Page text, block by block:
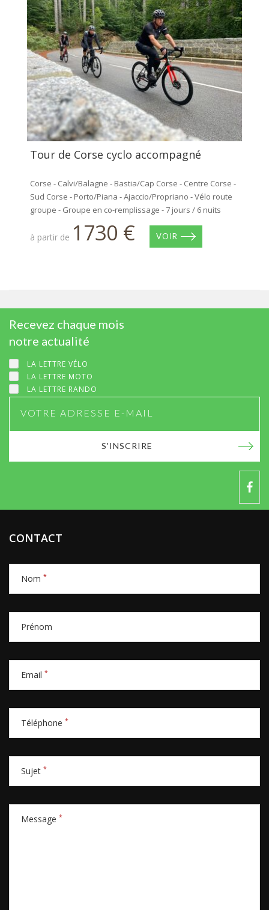
Tour de Corse cyclo accompagné
Corse - Calvi/Balagne - Bastia/Cap Corse - Centre Corse -
Sud Corse - Porto/Piana - Ajaccio/Propriano - Vélo route
groupe - Groupe en co-remplissage - 7 jours / 6 nuits
à partir de 1730 € VOIR
Recevez chaque mois
notre actualité
LA LETTRE VÉLO
LA LETTRE MOTO
LA LETTRE RANDO
S'INSCRIRE
CONTACT
Nom *
Prénom
Email *
Téléphone *
Sujet *
Message *